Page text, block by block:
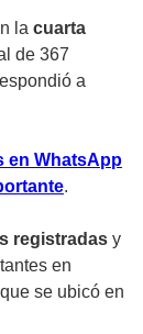
la cuarta
de 367
a
en WhatsApp
.
registradas y
en
se ubicó en